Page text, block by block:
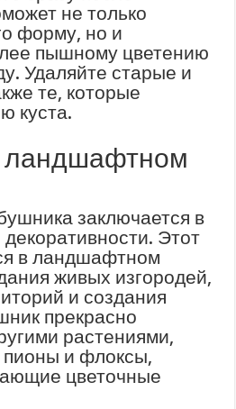
не только
форму, но и
пышному цветению
Удаляйте старые и
те, которые
куста.
ландшафтном
заключается в
Этот
в ландшафтном
живых изгородей,
и создания
прекрасно
растениями,
пионы и флоксы,
цветочные